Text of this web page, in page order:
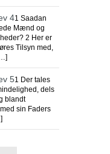
41 Saadan
Mænd og
2 Her er
Tilsyn med,
51 Der tales
dels
blandt
sin Faders